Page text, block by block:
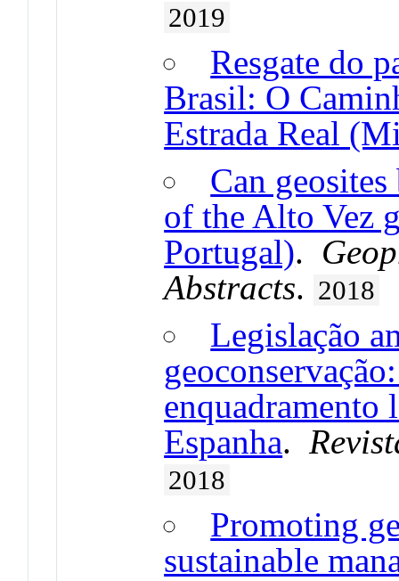
2019
Resgate do
Brasil: O
Estrada Real
Can
of the Alto Vez
Portugal).
Abstracts. 2018
Legislação
enquadramento
Espanha.
2018
Promoting
sustainable